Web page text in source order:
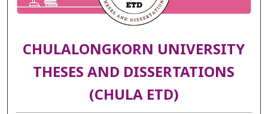
CHULALONGKORN UNIVERSITY
THESES AND DISSERTATIONS
(CHULA ETD)